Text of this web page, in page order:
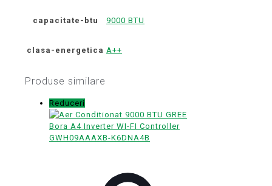
capacitate-btu 9000 BTU
clasa-energetica A++
Produse similare
Reduceri